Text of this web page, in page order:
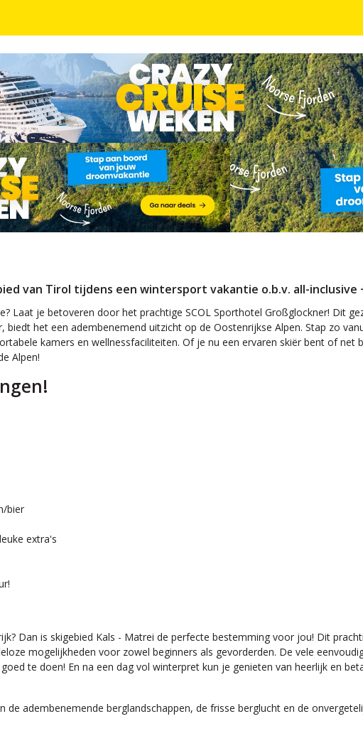
o.b.v. all-inclusive + gastenkaart voor kortingen en
van Tirol tijdens een wintersport vakantie o.b.v. all-
Laat je betoveren door het prachtige SCOL Sporthotel Großglockner! Dit
het een adembenemend uitzicht op de Oostenrijkse Alpen. Stap zo
kamers en wellnessfaciliteiten. Of je nu een ervaren skiër bent of net
Alpen!
bier
extra's
Dan is skigebied Kals - Matrei de perfecte bestemming voor jou! Dit
mogelijkheden voor zowel beginners als gevorderden. De vele
te doen! En na een dag vol winterpret kun je genieten van heerlijk en
adembenemende berglandschappen, de frisse berglucht en de